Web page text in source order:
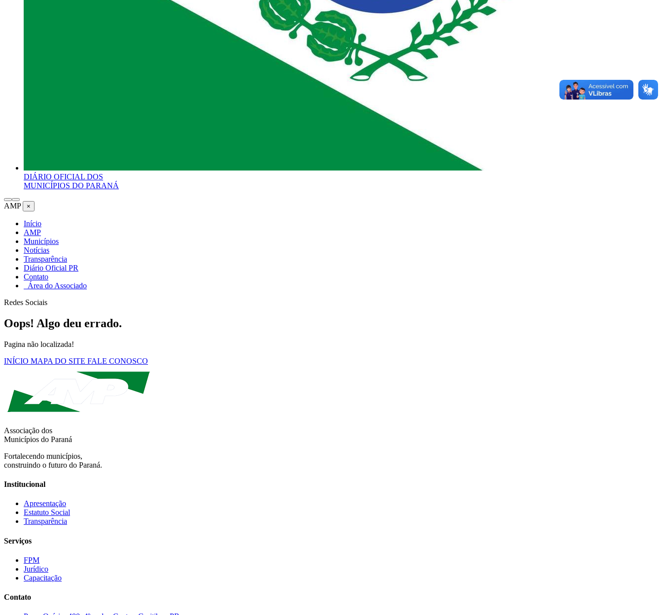
DIÁRIO OFICIAL DOS
MUNICÍPIOS DO PARANÁ
AMP ×
Início
AMP
Municípios
Notícias
Transparência
Diário Oficial PR
Contato
Área do Associado
Redes Sociais
Oops! Algo deu errado.
Pagina não localizada!
INÍCIO MAPA DO SITE FALE CONOSCO
Associação dos
Municípios do Paraná
Fortalecendo municípios,
construindo o futuro do Paraná.
Institucional
Apresentação
Estatuto Social
Transparência
Serviços
FPM
Jurídico
Capacitação
Contato